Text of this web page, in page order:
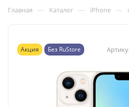
Главная — Каталог — iPhone —
Акция Без RuStore